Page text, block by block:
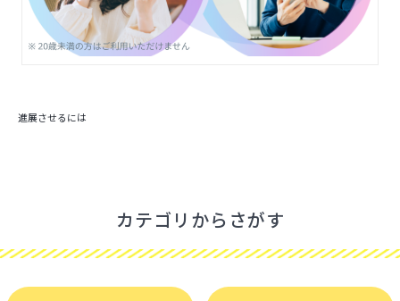
進展させるには
カテゴリからさがす